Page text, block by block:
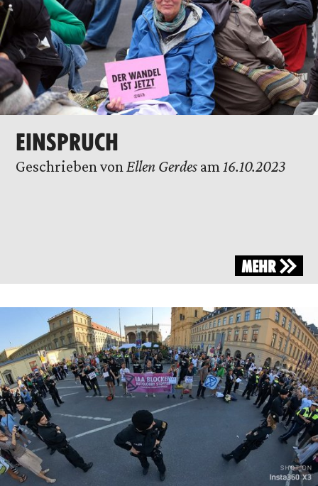
EINSPRUCH
Geschrieben von Ellen Gerdesam 16.10.2023
MEHR